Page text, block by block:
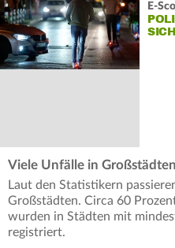
E-
Viele Unfälle in Großstädten
Laut den Statistikern
Großstädten. Circa 60
wurden in Städten mit
registriert.